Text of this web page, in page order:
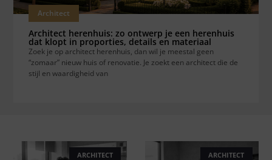
Architect
Architect herenhuis: zo ontwerp je een herenhuis
dat klopt in proporties, details en materiaal
Zoek je op architect herenhuis, dan wil je meestal geen
“zomaar” nieuw huis of renovatie. Je zoekt een architect die de
stijl en waardigheid van
ARCHITECT ARCHITECT